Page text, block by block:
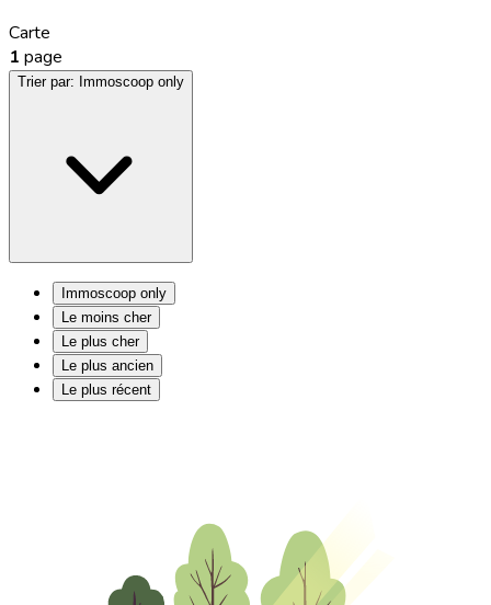
Carte
1 page
Trier par: Immoscoop only
Immoscoop only
Le moins cher
Le plus cher
Le plus ancien
Le plus récent